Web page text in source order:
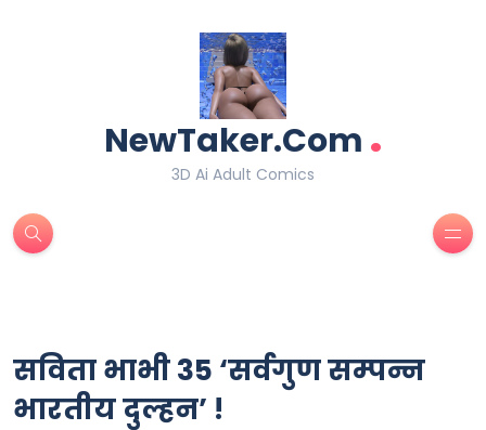
NewTaker.Com .
3D Ai Adult Comics
सविता भाभी 35 ‘सर्वगुण सम्पन्न
भारतीय दुल्हन’ !